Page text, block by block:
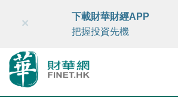
財華智庫網 FINTV FINMETA
×
下載財華財經APP
把握投資先機